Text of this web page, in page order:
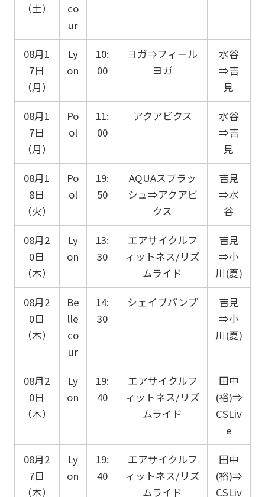
（土）
co
ur
08月1
7日
（月）
Ly
on
10:
00
ヨガ⇒フィール
ヨガ
水谷
⇒吉
見
08月1
7日
（月）
Po
ol
11:
00
アクアビクス
水谷
⇒吉
見
08月1
8日
（火）
Po
ol
19:
50
AQUAスプラッ
シュ⇒アクアビ
クス
吉見
⇒水
谷
08月2
0日
（木）
Ly
on
13:
30
エアサイクルフ
ィットネス/リズ
ムライド
吉見
⇒小
川(夏)
08月2
0日
（木）
Be
lle
co
ur
14:
30
シェイプパンプ
吉見
⇒小
川(夏)
08月2
0日
（木）
Ly
on
19:
40
エアサイクルフ
ィットネス/リズ
ムライド
田中
(裕)⇒
CSLiv
e
08月2
7日
（木）
Ly
on
19:
40
エアサイクルフ
ィットネス/リズ
ムライド
田中
(裕)⇒
CSLiv